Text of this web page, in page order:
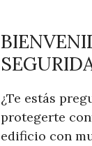
¿Te estás
protegerte
edificio con